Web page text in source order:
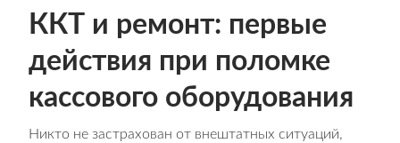
ККТ и ремонт: первые
действия при поломке
кассового оборудования
Никто не застрахован от внештатных ситуаций,